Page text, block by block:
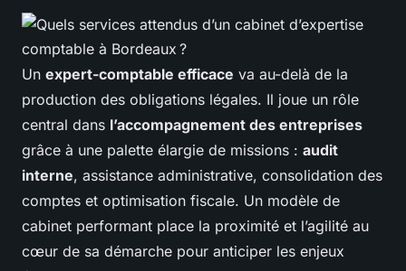
Un expert-comptable efficace va au-delà de la
production des obligations légales. Il joue un rôle
central dans l’accompagnement des entreprises
grâce à une palette élargie de missions : audit
interne, assistance administrative, consolidation des
comptes et optimisation fiscale. Un modèle de
cabinet performant place la proximité et l’agilité au
cœur de sa démarche pour anticiper les enjeux